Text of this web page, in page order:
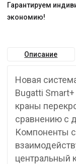
Гарантируем
экономию!
Описание
Новая
Bugatti
краны
сравнению с
Компоненты
центральный